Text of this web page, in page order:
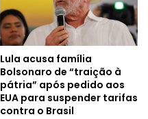
Lula acusa família
Bolsonaro de “traição à
pátria” após pedido aos
EUA para suspender tarifas
contra o Brasil